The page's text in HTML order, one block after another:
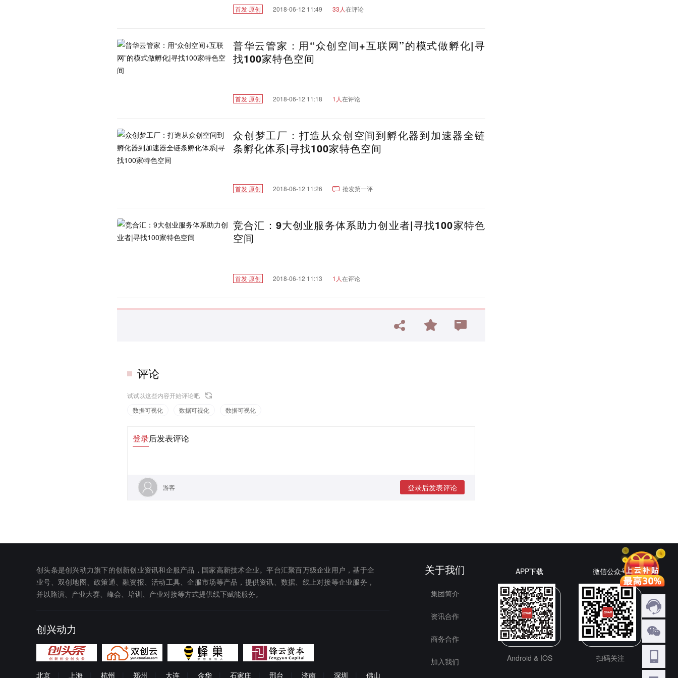
首发·原创 2018-06-12 11:49 33人在评论
普华云管家：用“众创空间+互联网”的模式做孵化|寻
找100家特色空间
首发·原创 2018-06-12 11:18 1人在评论
众创梦工厂：打造从众创空间到孵化器到加速器全链
条孵化体系|寻找100家特色空间
首发·原创 2018-06-12 11:26 抢发第一评
竞合汇：9大创业服务体系助力创业者|寻找100家特色
空间
首发·原创 2018-06-12 11:13 1人在评论
评论
试试以这些内容开始评论吧
数据可视化
数据可视化 数据可视化
登录后发表评论
游客 登录后发表评论
创头条是创兴动力旗下的创新创业资讯和企服产品，国家高新技术企业。平台汇聚百万级企业用户，基于企
业号、双创地图、政策通、融资报、活动工具、企服市场等产品，提供资讯、数据、线上对接等企业服务，
并以路演、产业大赛、峰会、培训、产业对接等方式提供线下赋能服务。
创兴动力
北京 上海 杭州 郑州 大连 金华 石家庄 邢台 济南 深圳 佛山
关于我们
集团简介
资讯合作
商务合作
加入我们
APP下载
Android & IOS
微信公众号
扫码关注